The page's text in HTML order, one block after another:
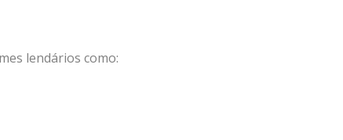
lendários como: